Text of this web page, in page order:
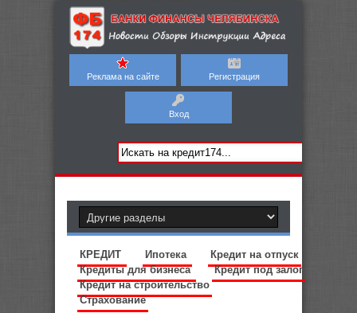
Реклама на сайте Регистрация
Вход
КРЕДИТ Ипотека
Кредит на отпуск
Кредиты для бизнеса
Кредит под залог
Кредит на строительство
Страхование